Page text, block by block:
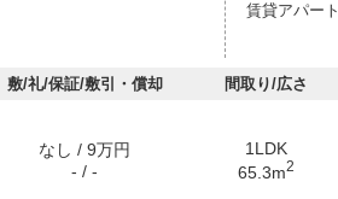
賃貸アパート
敷/礼/保証/敷引・償却 間取り/広さ
なし / 9万円
- / -
1LDK
65.3m2